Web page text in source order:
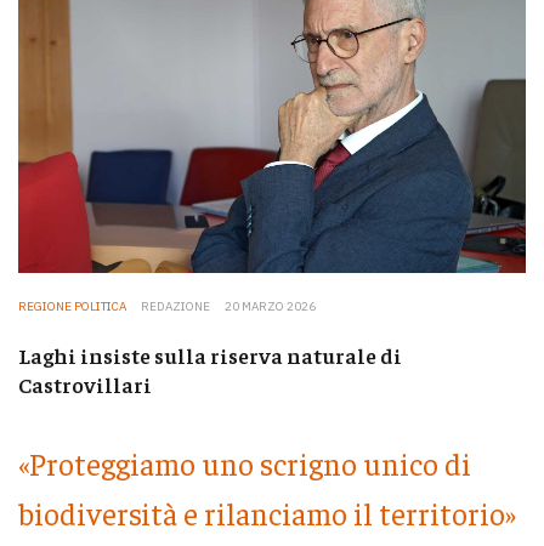
REGIONE POLITICA REDAZIONE 20 MARZO 2026
Laghi insiste sulla riserva naturale di
Castrovillari
«Proteggiamo uno scrigno unico di
biodiversità e rilanciamo il territorio»